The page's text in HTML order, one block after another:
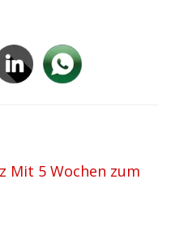
Mit 5 Wochen zum